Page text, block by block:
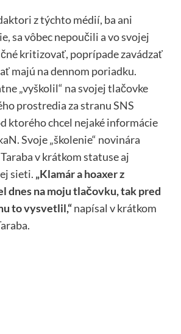
z týchto médií, ba ani
sa vôbec nepoučili a vo svojej
kritizovať, poprípade zavádzať
majú na dennom poriadku.
„vyškolil“ na svojej tlačovke
prostredia za stranu SNS
ktorého chcel nejaké informácie
Svoje „školenie“ novinára
v krátkom statuse aj
sieti. „Klamár a hoaxer z
dnes na moju tlačovku, tak pred
to vysvetlil,“napísal v krátkom